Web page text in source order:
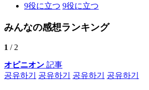
9役に立つ 9役に立つ
みんなの感想ランキング
1 / 2
オピニオン 記事
공유하기
공유하기 공유하기 공유하기